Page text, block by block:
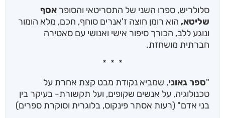
סלולריש, ספרו השני של התסריטאי והסופר אסף
שליטא, הוא רומן חוצה ז'אנרים סוחף, חכם, מלא הומור
ונוגע ללב, הכורך סיפור אישי ואנושי עם סאטירה
חברתית מושחזת.
* * *
"ספר גאוני, שמביא נקודת מבט קצת אחרת על
טכנולוגיה, על אנשים שקופים, ועל תקשורת- בעיקר בין
בני אדם" (רעות אסתר פינקוס, בלוגרית וסוקרת ספרים)